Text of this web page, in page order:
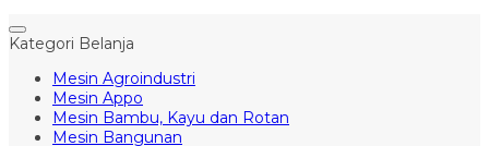
Kategori Belanja
Mesin Agroindustri
Mesin Appo
Mesin Bambu, Kayu dan Rotan
Mesin Bangunan